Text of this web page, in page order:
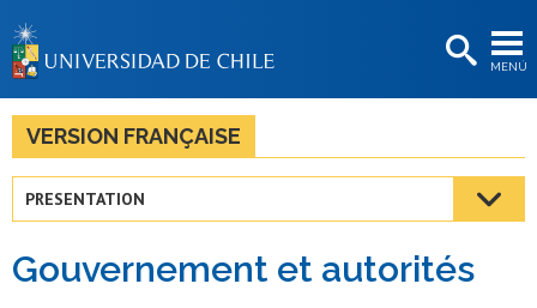
MENÚ
BIBLIOTECAS
LA UNIVERSIDAD
Estudiantes
Académicas/os
VERSION FRANÇAISE
PRESENTATION
Gouvernement et autorités